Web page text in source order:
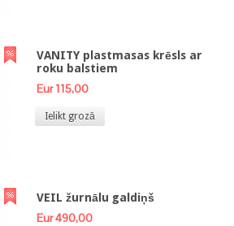
VANITY plastmasas krēsls ar
roku balstiem
Eur 115,00
Ielikt grozā
VEIL žurnālu galdiņš
Eur 490,00